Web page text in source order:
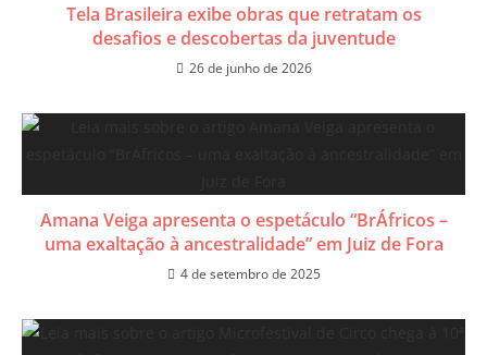
Tela Brasileira exibe obras que retratam os
desafios e descobertas da juventude
26 de junho de 2026
Amana Veiga apresenta o espetáculo “BrÁfricos –
uma exaltação à ancestralidade” em Juiz de Fora
4 de setembro de 2025